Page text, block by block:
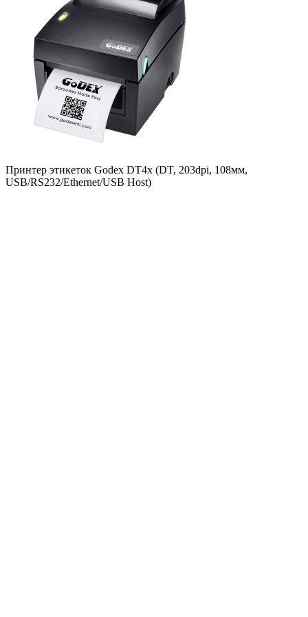
Принтер этикеток Godex DT4x (DT, 203dpi, 108мм,
USB/RS232/Ethernet/USB Host)